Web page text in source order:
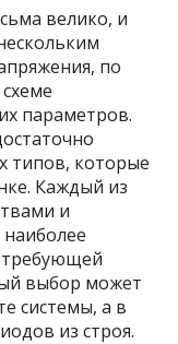
велико, и
по
параметров.
типов, которые
Каждый из
и
требующей
выбор может
системы, а в
из строя.